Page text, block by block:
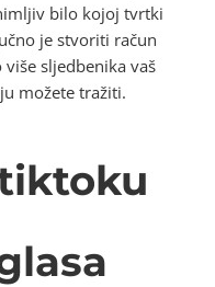
bilo kojoj tvrtki
je stvoriti račun
sljedbenika vaš
možete tražiti.